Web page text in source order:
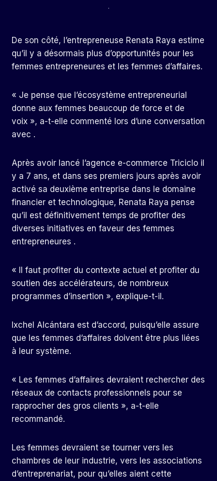
.
De son côté, l’entrepreneuse Renata Raya estime
qu’il y a désormais plus d’opportunités pour les
femmes entrepreneures et les femmes d’affaires.
« Je pense que l’écosystème entrepreneurial
donne aux femmes beaucoup de force et de
voix », a-t-elle commenté lors d’une conversation
avec .
Après avoir lancé l’agence e-commerce Triciclo il
y a 7 ans, et dans ses premiers jours après avoir
activé sa deuxième entreprise dans le domaine
financier et technologique, Renata Raya pense
qu’il est définitivement temps de profiter des
diverses initiatives en faveur des femmes
entrepreneures .
« Il faut profiter du contexte actuel et profiter du
soutien des accélérateurs, de nombreux
programmes d’insertion », explique-t-il.
Ixchel Alcántara est d’accord, puisqu’elle assure
que les femmes d’affaires doivent être plus liées
à leur système.
« Les femmes d’affaires devraient rechercher des
réseaux de contacts professionnels pour se
rapprocher des gros clients », a-t-elle
recommandé.
Les femmes devraient se tourner vers les
chambres de leur industrie, vers les associations
d’entreprenariat, pour qu’elles aient cette